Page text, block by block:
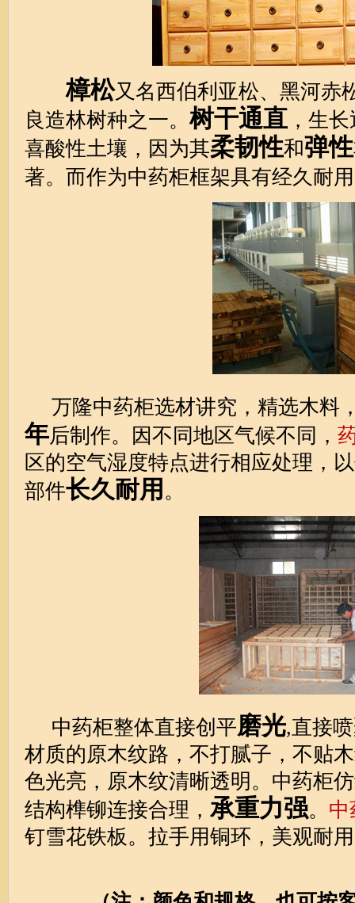
樟松又名西伯利亚松、黑河赤
良造林树种之一。 树干通直 ，生
喜酸性土壤，因为其柔韧性和弹性
著。而作为中药柜框架具有经久耐
万隆中药柜选材讲究，精选木料
年后制作。因不同地区气候不同，
区的空气湿度特点进行相应处理，
部件长久耐用 。
中药柜整体直接创平磨光,直接
材质的原木纹路，不打腻子，不贴
色光亮，原木纹清晰透明。中药柜
结构榫铆连接合理， 承重力强。 中
钉雪花铁板。拉手用铜环，美观耐